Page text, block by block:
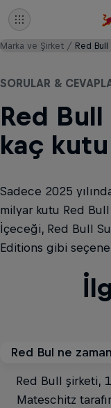
Marka ve Şirket Red Bull
SORULAR &
Red Bull
kaç kutu
Sadece 2025
milyar kutu Red
İçeceği, Red Bull
Editions gibi
Red Bul ne
Red Bull şirketi,
Mateschitz